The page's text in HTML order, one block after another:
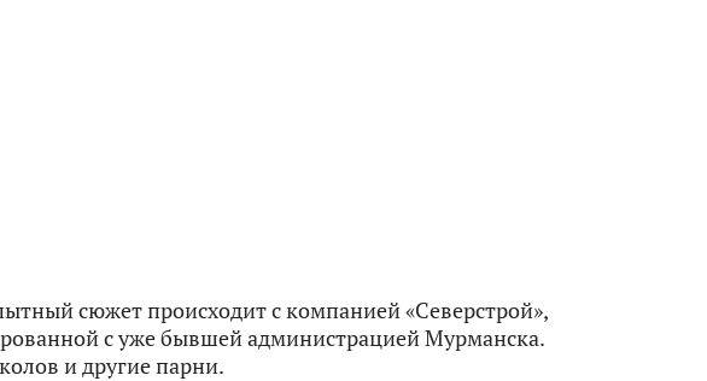
сюжет происходит с компанией «Северстрой»,
с уже бывшей администрацией Мурманска.
и другие парни.